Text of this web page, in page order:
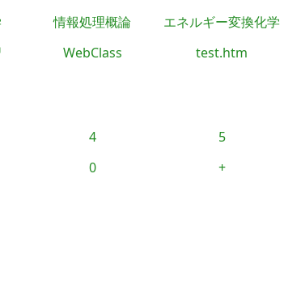
情報処理概論
エネルギー変換化学
WebClass
test.htm
4
5
0
+